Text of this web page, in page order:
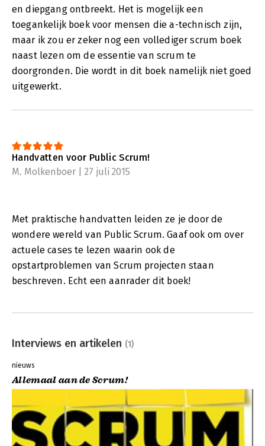
en diepgang ontbreekt. Het is mogelijk een
toegankelijk boek voor mensen die a-technisch zijn,
maar ik zou er zeker nog een vollediger scrum boek
naast lezen om de essentie van scrum te
doorgronden. Die wordt in dit boek namelijk niet goed
uitgewerkt.
Handvatten voor Public Scrum!
M. Molkenboer | 27 juli 2015
Met praktische handvatten leiden ze je door de
wondere wereld van Public Scrum. Gaaf ook om over
actuele cases te lezen waarin ook de
opstartproblemen van Scrum projecten staan
beschreven. Echt een aanrader dit boek!
Interviews en artikelen (1)
nieuws
Allemaal aan de Scrum!